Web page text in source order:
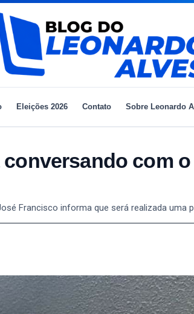
Eleições 2026 Contato Sobre Leonardo
com
Francisco informa que será realizada uma